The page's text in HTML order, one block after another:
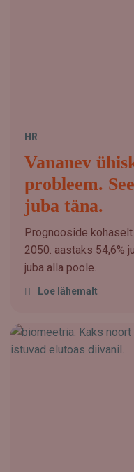
HR
Vananev
probleem.
juba täna.
Prognooside
2050. aastaks 54,6%
juba alla poole.
Loe lähemalt